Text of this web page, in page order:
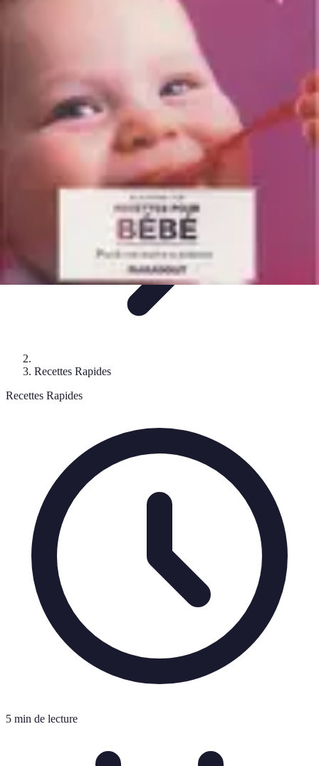
Recettes
Recettes de Poissons
Recettes Rapides
Recettes Rapides
5 min de lecture